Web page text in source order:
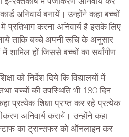
ई-रक्तकोष में पंजीकरण अनिवार्य करें
अनिवार्य बनायें। उन्होंने कहा बच्चों
प्रतिभाग करना अनिवार्य है इसके लिए
ताकि बच्चे अपनी रूचि के अनुसार
शामिल हों जिससे बच्चों का सर्वांगीण
को निर्देश दिये कि विद्यालयों में
बच्चों की उपस्थिति भी 180 दिन
प्रत्येक शिक्षा प्राप्त कर रहे प्रत्येक
अनिवार्य करायें। उन्होंने कहा
का ट्रान्सफर को ऑनलाइन कर